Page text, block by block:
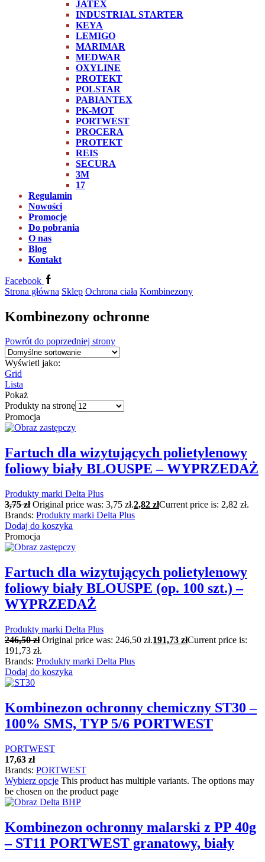
JATEX
INDUSTRIAL STARTER
KEYA
LEMIGO
MARIMAR
MEDWAR
OXYLINE
PROTEKT
POLSTAR
PABIANTEX
PK-MOT
PORTWEST
PROCERA
PROTEKT
REIS
SECURA
3M
17
Regulamin
Nowości
Promocje
Do pobrania
O nas
Blog
Kontakt
Facebook
Strona główna Sklep Ochrona ciała Kombinezony
Kombinezony ochronne
Powrót do poprzedniej strony
Wyświetl jako:
Grid
Lista
Pokaż
Produkty na stronę
Promocja
Fartuch dla wizytujących polietylenowy
foliowy biały BLOUSPE – WYPRZEDAŻ
Produkty marki Delta Plus
3,75zł Original price was: 3,75 zł.2,82 złCurrent price is: 2,82 zł.
Brands: Produkty marki Delta Plus
Dodaj do koszyka
Promocja
Fartuch dla wizytujących polietylenowy
foliowy biały BLOUSPE (op. 100 szt.) –
WYPRZEDAŻ
Produkty marki Delta Plus
246,50zł Original price was: 246,50 zł.191,73 złCurrent price is:
191,73 zł.
Brands: Produkty marki Delta Plus
Dodaj do koszyka
Kombinezon ochronny chemiczny ST30 –
100% SMS, TYP 5/6 PORTWEST
PORTWEST
17,63 zł
Brands: PORTWEST
Wybierz opcje This product has multiple variants. The options may
be chosen on the product page
Kombinezon ochronny malarski z PP 40g
– ST11 PORTWEST granatowy, biały